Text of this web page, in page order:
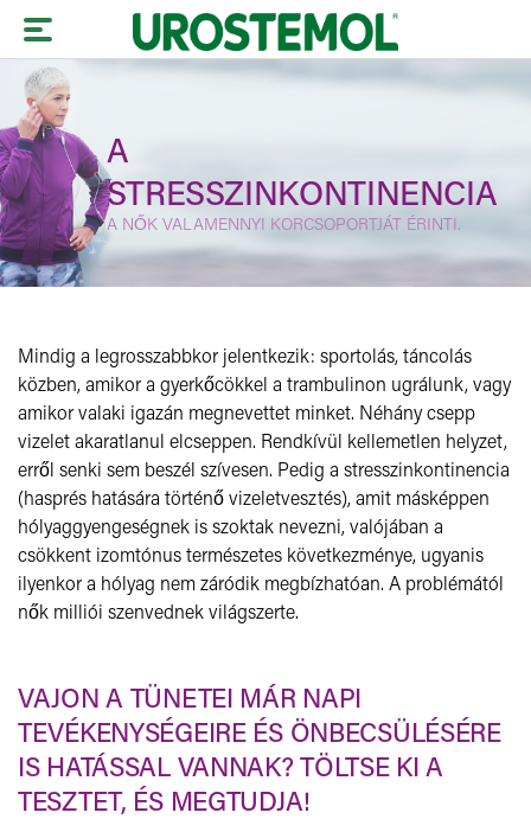
UROSTEMOL
UROSTEMOL®femina
Gyakori vizelési inger
Éjszakai vizelés
Hirtelen vizelési inger
Hiperaktív hólyag
Késztetéses inkontinencia
Intim torna
BPH
A
STRESSZINKONTINENCIA
A NŐK VALAMENNYI KORCSOPORTJÁT ÉRINTI.
Mindig a legrosszabbkor jelentkezik: sportolás, táncolás
közben, amikor a gyerkőcökkel a trambulinon ugrálunk, vagy
amikor valaki igazán megnevettet minket. Néhány csepp
vizelet akaratlanul elcseppen. Rendkívül kellemetlen helyzet,
erről senki sem beszél szívesen. Pedig a stresszinkontinencia
(hasprés hatására történő vizeletvesztés), amit másképpen
hólyaggyengeségnek is szoktak nevezni, valójában a
csökkent izomtónus természetes következménye, ugyanis
ilyenkor a hólyag nem záródik megbízhatóan. A problémától
nők milliói szenvednek világszerte.
VAJON A TÜNETEI MÁR NAPI
TEVÉKENYSÉGEIRE ÉS ÖNBECSÜLÉSÉRE
IS HATÁSSAL VANNAK? TÖLTSE KI A
TESZTET, ÉS MEGTUDJA!